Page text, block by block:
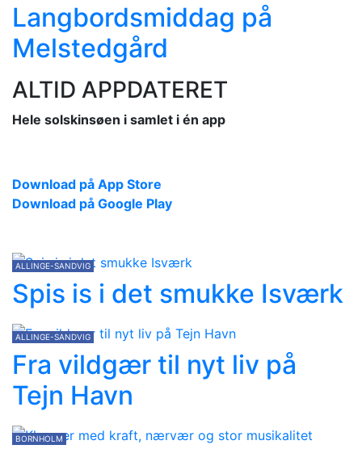
Langbordsmiddag på
Melstedgård
ALTID APPDATERET
Hele solskinsøen i samlet i én app
Download på App Store
Download på Google Play
ALLINGE-SANDVIG
Spis is i det smukke Isværk
ALLINGE-SANDVIG
Fra vildgær til nyt liv på
Tejn Havn
BORNHOLM